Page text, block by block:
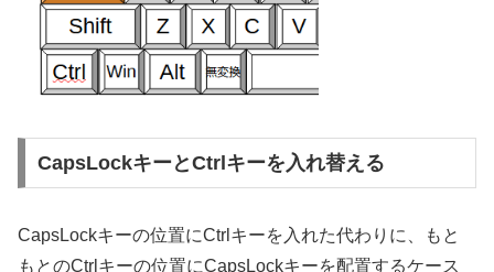
CapsLockキーとCtrlキーを入れ替える
CapsLockキーの位置にCtrlキーを入れた代わりに、もと
もとのCtrlキーの位置にCapsLockキーを配置するケース